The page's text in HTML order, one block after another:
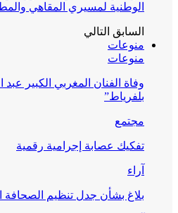
الوطنية لمسيري المقاهي
السابق التالي
منوعات
منوعات
وفاة الفنان المغربي الكبير عبد
بلفرياط”
مجتمع
تفكيك عصابة إجرامية رقمية
آراء
بلاغ بشأن جدل تنظيم الصحافة